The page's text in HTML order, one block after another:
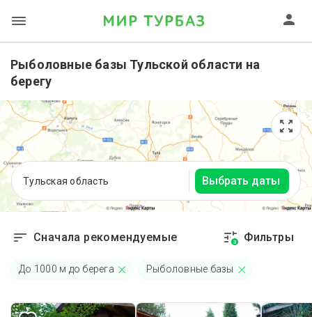
Рыболовные базы Тульской области на
берегу
Тульская область Выбрать даты
Сначала рекомендуемые 3 Фильтры
До 1000 м до берега Рыболовные базы